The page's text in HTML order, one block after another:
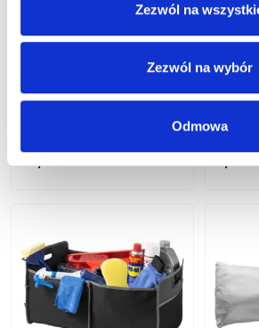
Zezwól na
Zezwól na wybór
Odmowa
Odświeżacz do
samochodu FRESH AIR